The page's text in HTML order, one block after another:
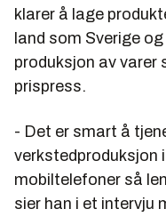
klarer å lage
land som Sverige
produksjon av
prispress.
- Det er smart å
verkstedproduksjon
mobiltelefoner så
sier han i et intervju